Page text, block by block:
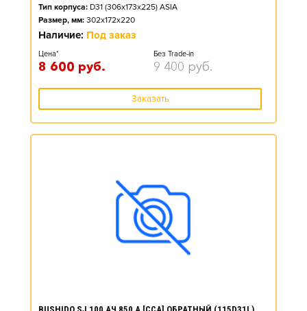
Тип корпуса: D31 (306x173x225) ASIA
Размер, мм: 302x172x220
Наличие: Под заказ
Цена*
8 600 руб.
Без Trade-in
9 400 руб.
Заказать